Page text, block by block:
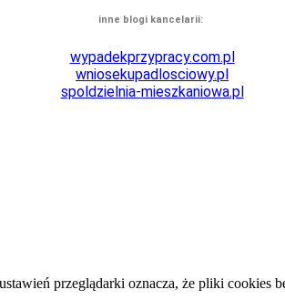
inne blogi kancelarii:
wypadekprzypracy.com.pl
wniosekupadlosciowy.pl
spoldzielnia-mieszkaniowa.pl
przeglądarki oznacza, że pliki cookies